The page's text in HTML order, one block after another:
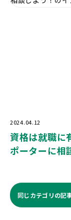
2024.04.12
資格は就職に
ポーターに相
同じカテゴリの記